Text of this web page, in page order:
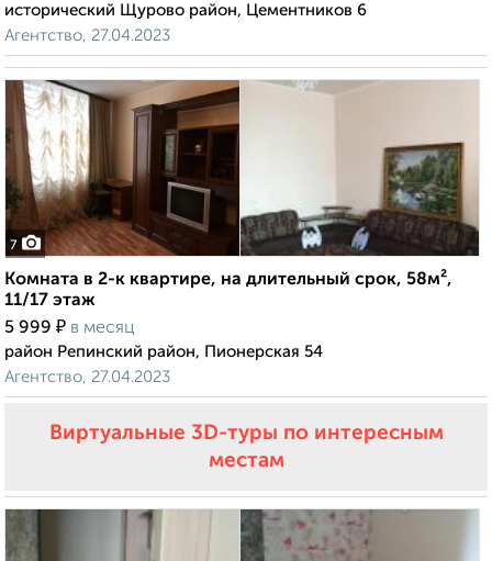
исторический Щурово район, Цементников 6
Агентство, 27.04.2023
7
Комната в 2-к квартире, на длительный срок, 58м²,
11/17 этаж
5 999 ₽ в месяц
район Репинский район, Пионерская 54
Агентство, 27.04.2023
Виртуальные 3D-туры по интересным
местам